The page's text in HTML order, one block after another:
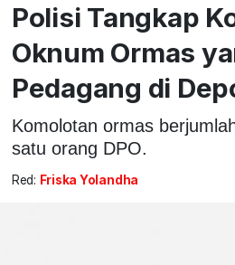
Polisi Tangkap
Oknum Ormas
Pedagang di
Komolotan ormas
satu orang DPO.
Red: Friska Yolandha